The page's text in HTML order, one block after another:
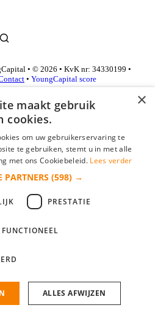
• © 2026 • KvK nr: 34330199 •
• YoungCapital score
gevonden!
×
maakt gebruik
cookies.
om uw gebruikerservaring te
te gebruiken, stemt u in met alle
met ons Cookiebeleid. Lees verder
PARTNERS (598) →
PRESTATIE
FUNCTIONEEL
ALLES AFWIJZEN